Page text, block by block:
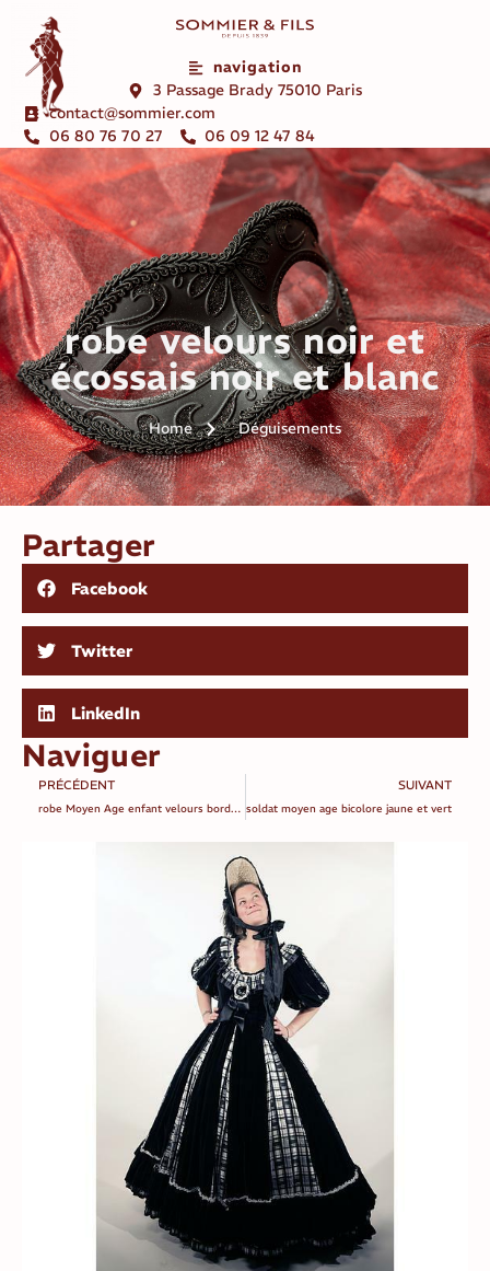
navigation
3 Passage Brady 75010 Paris
contact@sommier.com
06 80 76 70 27
06 09 12 47 84
robe velours noir et
écossais noir et blanc
Home Déguisements
Partager
Facebook
Twitter
LinkedIn
Naviguer
PRÉCÉDENT
robe Moyen Age enfant velours bordeaux
SUIVANT
soldat moyen age bicolore jaune et vert